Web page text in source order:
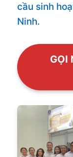
cầu sinh
Ninh.
GỌI